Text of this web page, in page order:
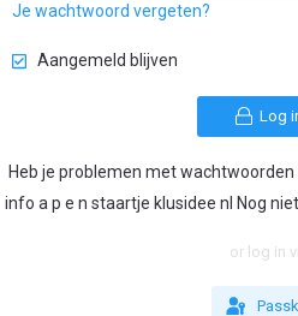
Je wachtwoord vergeten?
Aangemeld blijven
Log
Heb je problemen met
info a p e n staartje klusidee nl Nog
or log in